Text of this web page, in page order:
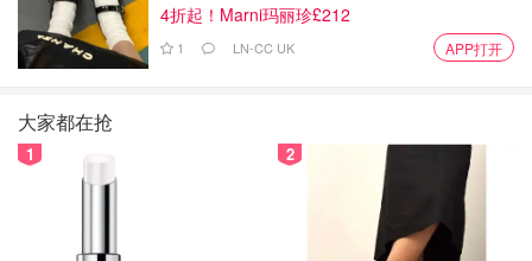
4折起！Marni玛丽珍£212
1 LN-CC UK APP打开
大家都在抢
1 2